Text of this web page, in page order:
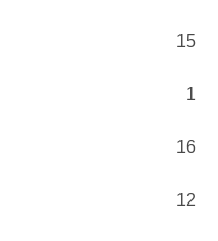
15
1
16
12